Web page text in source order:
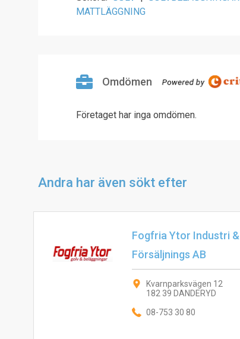
MATTLÄGGNING
Omdömen
Företaget har inga omdömen.
Andra har även sökt efter
Fogfria Ytor Industri &
Försäljnings AB
Kvarnparksvägen 12
182 39 DANDERYD
08-753 30 80